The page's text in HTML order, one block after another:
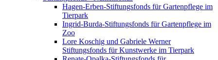
Hagen-Erben-Stiftungsfonds für Gartenpflege im
Tierpark
Ingrid-Burda-Stiftungsfonds für Gartenpflege im
Zoo
Lore Koschig und Gabriele Werner
Stiftungsfonds für Kunstwerke im Tierpark